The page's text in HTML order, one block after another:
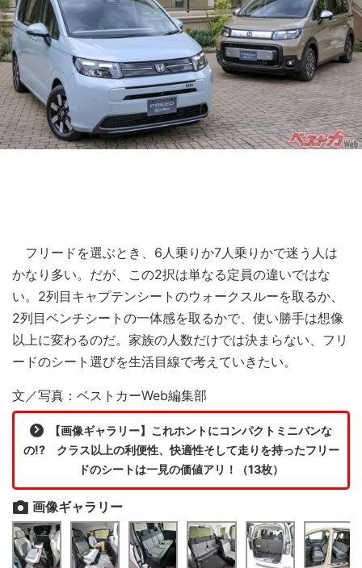
フリードを選ぶとき、6人乗りか7人乗りかで迷う人は
かなり多い。だが、この2択は単なる定員の違いではな
い。2列目キャプテンシートのウォークスルーを取るか、
2列目ベンチシートの一体感を取るかで、使い勝手は想像
以上に変わるのだ。家族の人数だけでは決まらない、フリ
ードのシート選びを生活目線で考えていきたい。
文／写真：ベストカーWeb編集部
【画像ギャラリー】これホントにコンパクトミニバンな
の!? クラス以上の利便性、快適性そして走りを持ったフリー
ドのシートは一見の価値アリ！（13枚）
画像ギャラリー